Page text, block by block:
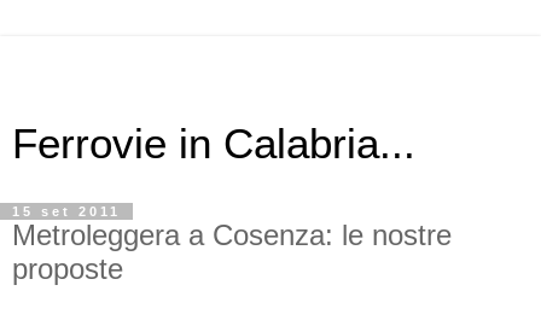
Ferrovie in Calabria...
15 set 2011
Metroleggera a Cosenza: le nostre
proposte